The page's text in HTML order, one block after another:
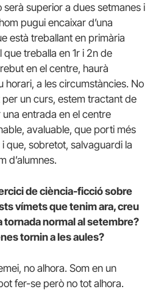
superior a dues setmanes i
pugui encaixar d’una
està treballant en primària
que treballa en 1r i 2n de
en el centre, haurà
horari, a les circumstàncies. No
un curs, estem tractant de
entrada en el centre
avaluable, que porti més
que, sobretot, salvaguardi la
d’alumnes.
de ciència-ficció sobre
vímets que tenim ara, creu
tornada normal al setembre?
tornin a les aules?
no alhora. Som en un
fer-se però no tot alhora.